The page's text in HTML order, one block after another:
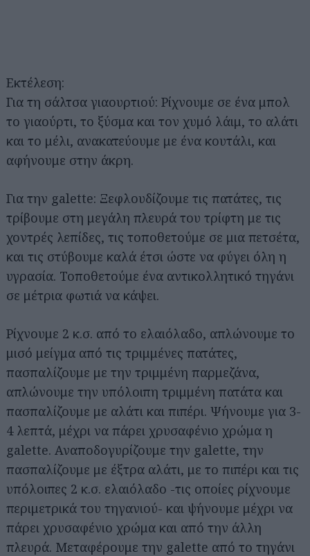
Εκτέλεση:
Για τη σάλτσα γιαουρτιού: Ρίχνουμε σε ένα μπολ
το γιαούρτι, το ξύσμα και τον χυμό λάιμ, το αλάτι
και το μέλι, ανακατεύουμε με ένα κουτάλι, και
αφήνουμε στην άκρη.
Για την galette: Ξεφλουδίζουμε τις πατάτες, τις
τρίβουμε στη μεγάλη πλευρά του τρίφτη με τις
χοντρές λεπίδες, τις τοποθετούμε σε μια πετσέτα,
και τις στύβουμε καλά έτσι ώστε να φύγει όλη η
υγρασία. Τοποθετούμε ένα αντικολλητικό τηγάνι
σε μέτρια φωτιά να κάψει.
Ρίχνουμε 2 κ.σ. από το ελαιόλαδο, απλώνουμε το
μισό μείγμα από τις τριμμένες πατάτες,
πασπαλίζουμε με την τριμμένη παρμεζάνα,
απλώνουμε την υπόλοιπη τριμμένη πατάτα και
πασπαλίζουμε με αλάτι και πιπέρι. Ψήνουμε για 3-
4 λεπτά, μέχρι να πάρει χρυσαφένιο χρώμα η
galette. Αναποδογυρίζουμε την galette, την
πασπαλίζουμε με έξτρα αλάτι, με το πιπέρι και τις
υπόλοιπες 2 κ.σ. ελαιόλαδο -τις οποίες ρίχνουμε
περιμετρικά του τηγανιού- και ψήνουμε μέχρι να
πάρει χρυσαφένιο χρώμα και από την άλλη
πλευρά. Μεταφέρουμε την galette από το τηγάνι